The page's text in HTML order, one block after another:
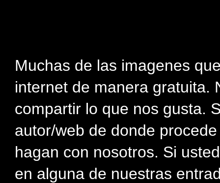
Muchas de las imagenes
internet de manera gratuita.
compartir lo que nos gusta.
autor/web de donde
hagan con nosotros. Si
en alguna de nuestras